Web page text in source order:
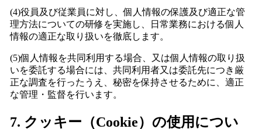
(4)役員及び従業員に対し、個人情報の保護及び適正な管
理方法についての研修を実施し、日常業務における個人
情報の適正な取り扱いを徹底します。
(5)個人情報を共同利用する場合、又は個人情報の取り扱
いを委託する場合には、共同利用者又は委託先につき厳
正な調査を行ったうえ、秘密を保持させるために、適正
な管理・監督を行います。
7. クッキー（Cookie）の使用につい